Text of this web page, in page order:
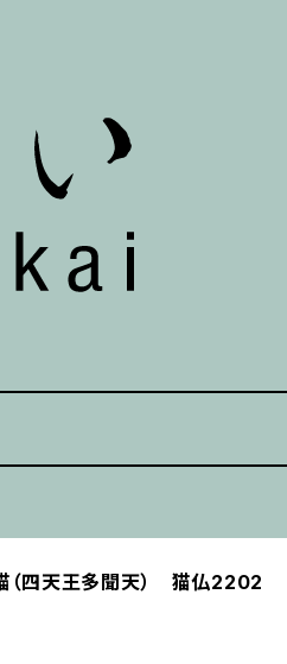
四天王多聞天） 猫仏2202